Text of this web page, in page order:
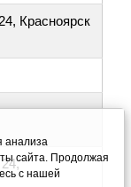
Красноярск
анализа
сайта. Продолжая
с нашей